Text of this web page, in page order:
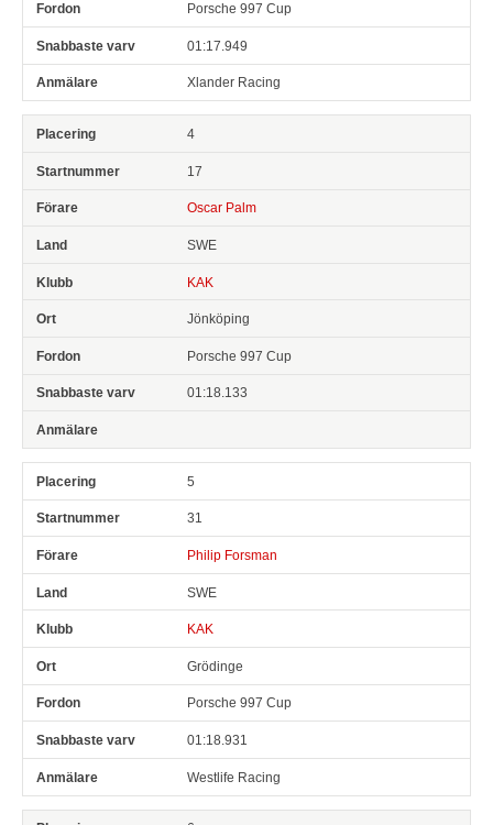
Porsche 997 Cup
01:17.949
Xlander Racing
4
17
Oscar Palm
SWE
KAK
Jönköping
Porsche 997 Cup
01:18.133
5
31
Philip Forsman
SWE
KAK
Grödinge
Porsche 997 Cup
01:18.931
Westlife Racing